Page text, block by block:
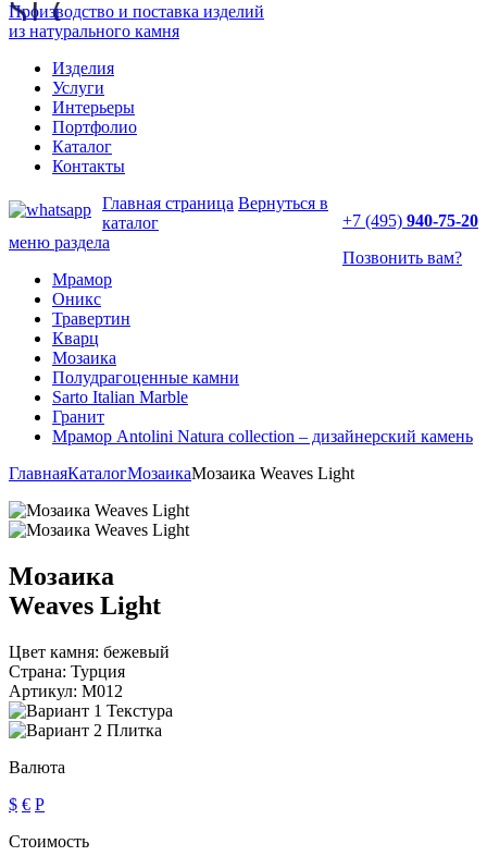
Производство и поставка изделий
из натурального камня
Изделия
Услуги
Интерьеры
Портфолио
Каталог
Контакты
+7 (495) 940-75-20
Позвонить вам?
Главная страница Вернуться в
каталог
меню раздела
Мрамор
Оникс
Травертин
Кварц
Мозаика
Полудрагоценные камни
Sarto Italian Marble
Гранит
Мрамор Antolini Natura collection – дизайнерский камень
ГлавнаяКаталогМозаикаМозаика Weaves Light
Мозаика
Weaves Light
Цвет камня: бежевый
Страна: Турция
Артикул: M012
Текстура
Плитка
Валюта
$ € Р
Стоимость